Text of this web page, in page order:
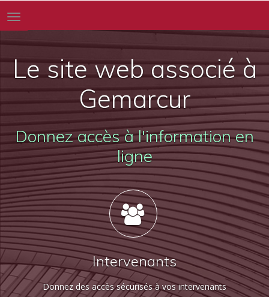
Toggle
navigation
Le site web associé à
Gemarcur
Donnez accès à l'information en
ligne
Intervenants
Donnez des accès sécurisés à vos intervenants